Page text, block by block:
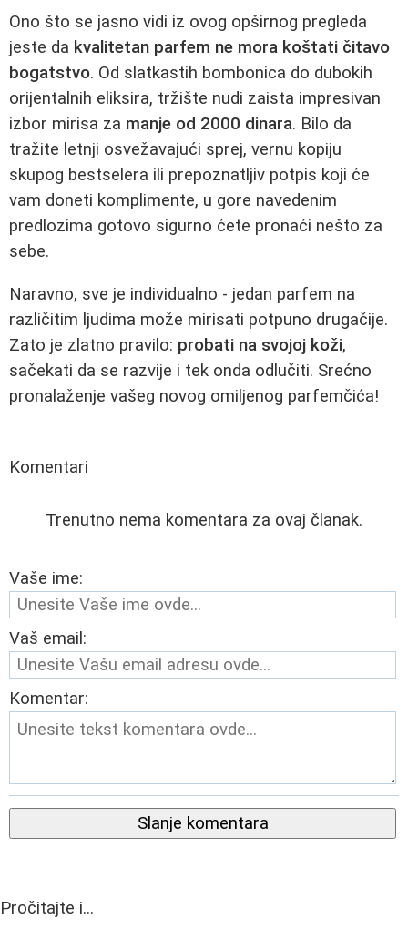
Ono što se jasno vidi iz ovog opširnog pregleda
jeste da kvalitetan parfem ne mora koštati čitavo
bogatstvo. Od slatkastih bombonica do dubokih
orijentalnih eliksira, tržište nudi zaista impresivan
izbor mirisa za manje od 2000 dinara. Bilo da
tražite letnji osvežavajući sprej, vernu kopiju
skupog bestselera ili prepoznatljiv potpis koji će
vam doneti komplimente, u gore navedenim
predlozima gotovo sigurno ćete pronaći nešto za
sebe.
Naravno, sve je individualno - jedan parfem na
različitim ljudima može mirisati potpuno drugačije.
Zato je zlatno pravilo: probati na svojoj koži,
sačekati da se razvije i tek onda odlučiti. Srećno
pronalaženje vašeg novog omiljenog parfemčića!
Komentari
Trenutno nema komentara za ovaj članak.
Vaše ime:
Vaš email:
Komentar:
Slanje komentara
Pročitajte i...